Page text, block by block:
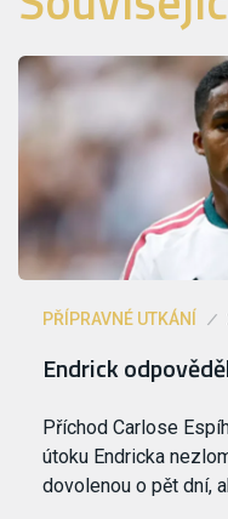
PŘÍPRAVNÉ UTKÁNÍ
Endrick
Příchod Carlose
útoku Endricka
dovolenou o pět dní,